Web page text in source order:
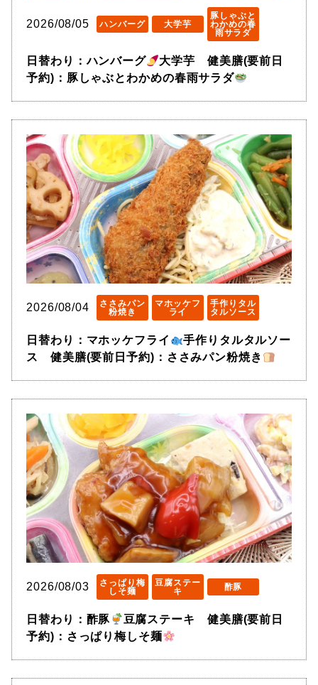
2026/08/05 ハンバーグ 大学芋
豚しゃぶと
わかめの春
雨サラダ
日替わり：ハンバーグ
大学芋 健美膳(要前日
予約)：豚しゃぶとわかめの春雨サラダ
2026/08/04
ささみパン
粉焼き
マホッケフ
ライ
手作りタル
タルソース
日替わり：マホッケフライ
手作りタルタルソー
ス 健美膳(要前日予約)：ささみパン粉焼き
2026/08/03
さっぱり梅
しそ麺
豆腐ステー
キ
酢豚
日替わり：酢豚
豆腐ステーキ 健美膳(要前日
予約)：さっぱり梅しそ麺